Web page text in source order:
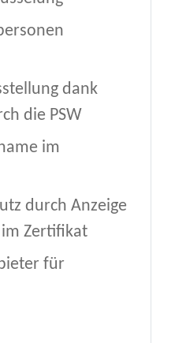
dank
die PSW
im
durch Anzeige
im Zertifikat
für